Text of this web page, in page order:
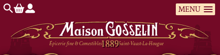
MENU
Épicerie fine & Comestibles Saint-Vaast-La-Hougue